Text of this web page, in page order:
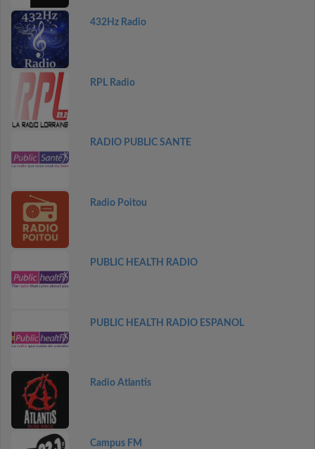
432Hz Radio
RPL Radio
RADIO PUBLIC SANTE
Radio Poitou
PUBLIC HEALTH RADIO
PUBLIC HEALTH RADIO ESPANOL
Radio Atlantis
Campus FM